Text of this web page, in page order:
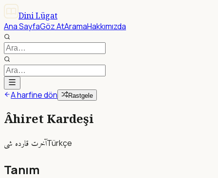
Dini Lügat
Ana SayfaGöz AtAramaHakkımızda
A harfine dön Rastgele
Âhiret Kardeşi
آخرت قارده شىTürkçe
Tanım